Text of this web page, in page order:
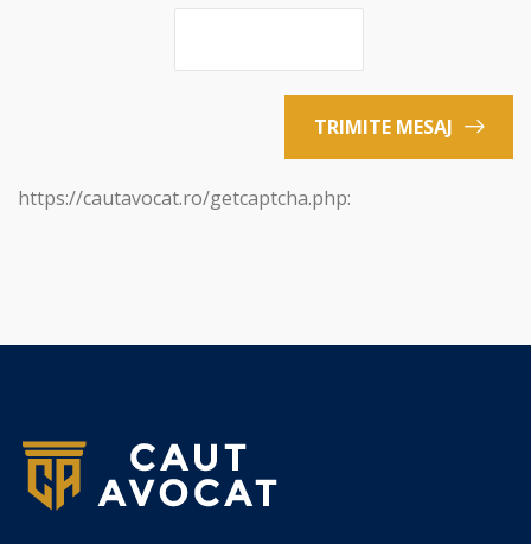
TRIMITE MESAJ
https://cautavocat.ro/getcaptcha.php: